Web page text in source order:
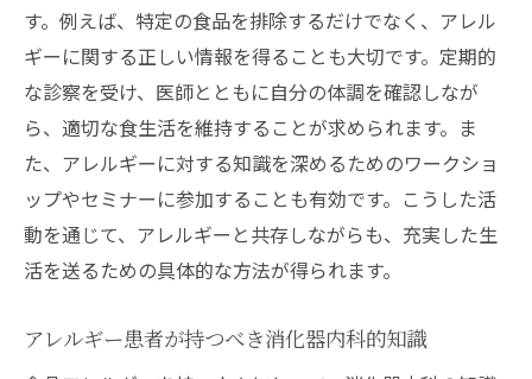
す。例えば、特定の食品を排除するだけでなく、アレル
ギーに関する正しい情報を得ることも大切です。定期的
な診察を受け、医師とともに自分の体調を確認しなが
ら、適切な食生活を維持することが求められます。ま
た、アレルギーに対する知識を深めるためのワークショ
ップやセミナーに参加することも有効です。こうした活
動を通じて、アレルギーと共存しながらも、充実した生
活を送るための具体的な方法が得られます。
アレルギー患者が持つべき消化器内科的知識